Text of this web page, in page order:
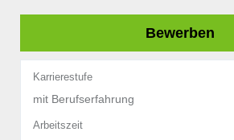
Bewerben
Karrierestufe
mit Berufserfahrung
Arbeitszeit